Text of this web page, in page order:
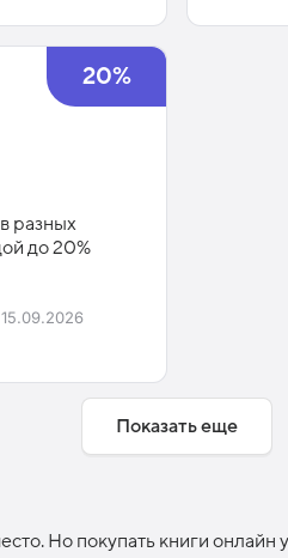
20%
разных
до 20%
15.09.2026
Показать еще
Но покупать книги